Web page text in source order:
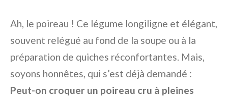
Ah, le poireau ! Ce légume longiligne et élégant,
souvent relégué au fond de la soupe ou à la
préparation de quiches réconfortantes. Mais,
soyons honnêtes, qui s’est déjà demandé :
Peut-on croquer un poireau cru à pleines